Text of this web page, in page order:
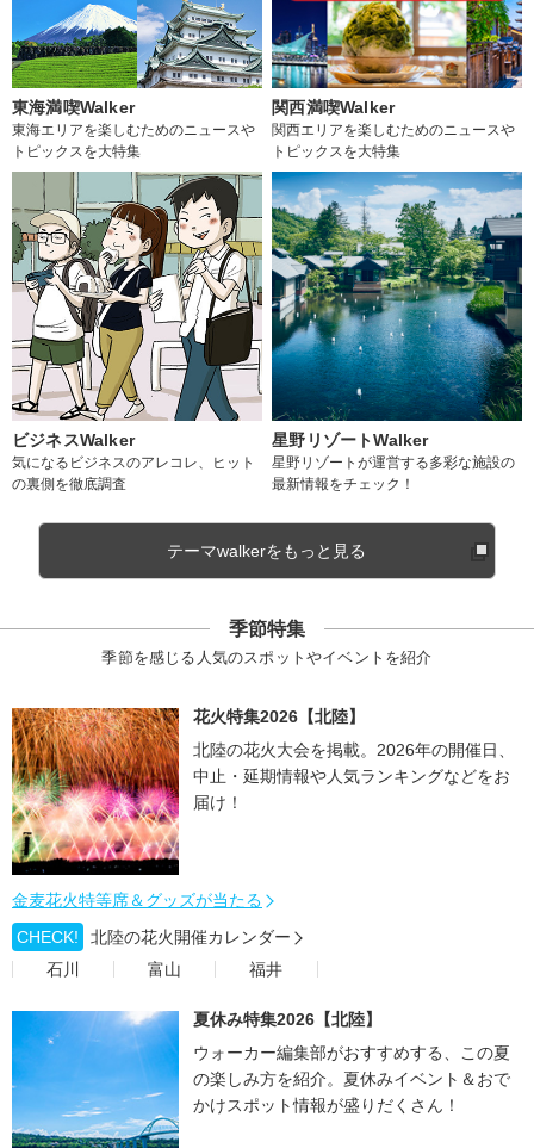
東海満喫Walker
東海エリアを楽しむためのニュースや
トピックスを大特集
関西満喫Walker
関西エリアを楽しむためのニュースや
トピックスを大特集
ビジネスWalker
気になるビジネスのアレコレ、ヒット
の裏側を徹底調査
星野リゾートWalker
星野リゾートが運営する多彩な施設の
最新情報をチェック！
テーマwalkerをもっと見る
季節特集
季節を感じる人気のスポットやイベントを紹介
花火特集2026【北陸】
北陸の花火大会を掲載。2026年の開催日、
中止・延期情報や人気ランキングなどをお
届け！
金麦花火特等席＆グッズが当たる
CHECK!
北陸の花火開催カレンダー
石川
富山 福井
夏休み特集2026【北陸】
ウォーカー編集部がおすすめする、この夏
の楽しみ方を紹介。夏休みイベント＆おで
かけスポット情報が盛りだくさん！